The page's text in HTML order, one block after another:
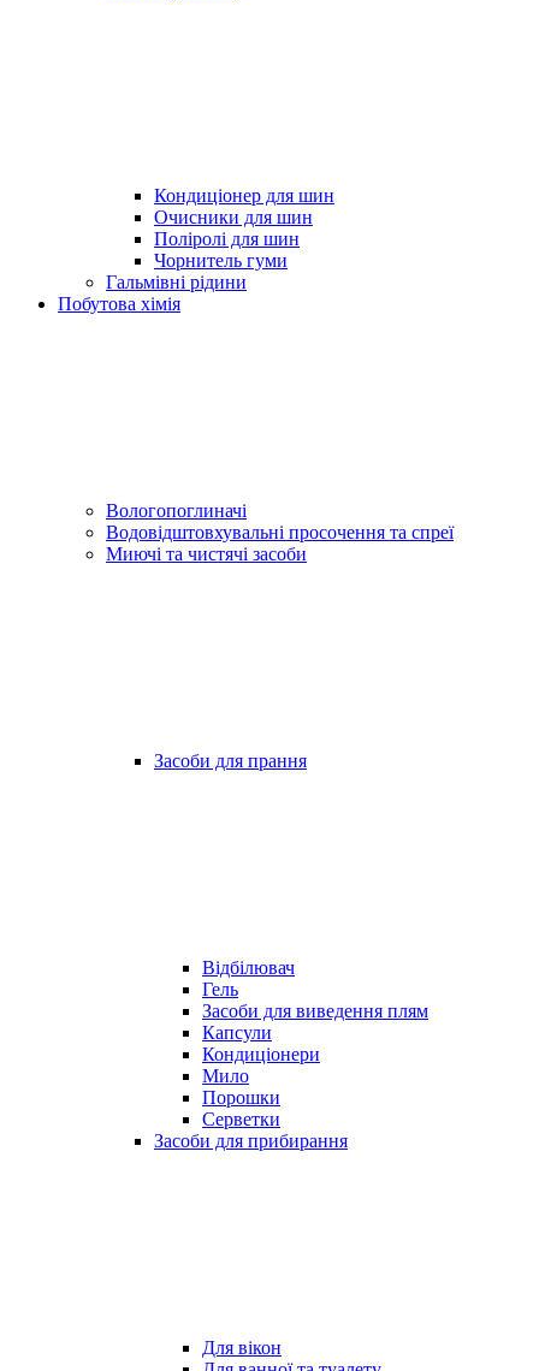
Кондиціонер для шин
Очисники для шин
Поліролі для шин
Чорнитель гуми
Гальмівні рідини
Побутова хімія
Вологопоглиначі
Водовідштовхувальні просочення та спреї
Миючі та чистячі засоби
Засоби для прання
Відбілювач
Гель
Засоби для виведення плям
Капсули
Кондиціонери
Мило
Порошки
Серветки
Засоби для прибирання
Для вікон